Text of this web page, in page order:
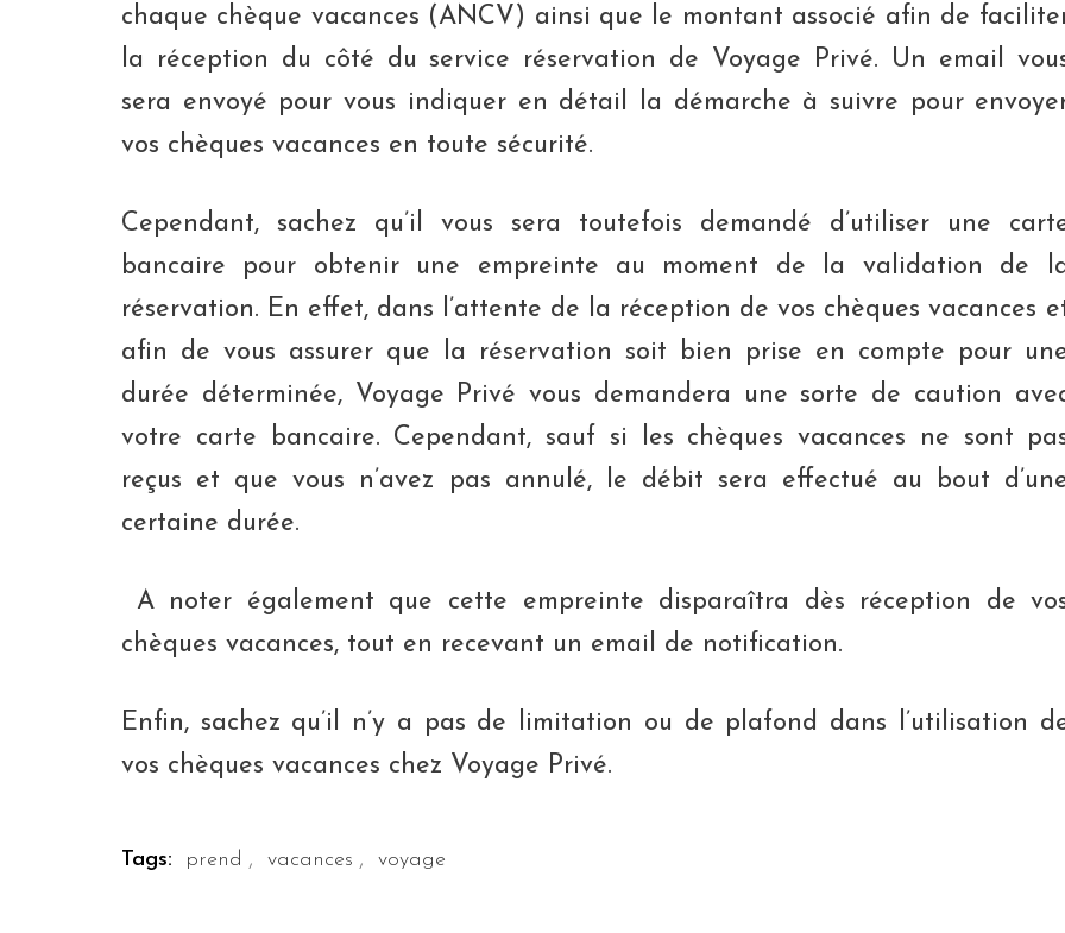
chaque chèque vacances (ANCV) ainsi que le montant associé afin de
la réception du côté du service réservation de Voyage Privé. Un email
sera envoyé pour vous indiquer en détail la démarche à suivre pour
vos chèques vacances en toute sécurité.
Cependant, sachez qu’il vous sera toutefois demandé d’utiliser une
bancaire pour obtenir une empreinte au moment de la validation de
réservation. En effet, dans l’attente de la réception de vos chèques vacances
afin de vous assurer que la réservation soit bien prise en compte pour
durée déterminée, Voyage Privé vous demandera une sorte de caution
votre carte bancaire. Cependant, sauf si les chèques vacances ne sont
reçus et que vous n’avez pas annulé, le débit sera effectué au bout
certaine durée.
A noter également que cette empreinte disparaîtra dès réception de
chèques vacances, tout en recevant un email de notification.
Enfin, sachez qu’il n’y a pas de limitation ou de plafond dans l’utilisation
vos chèques vacances chez Voyage Privé.
Tags: prend , vacances , voyage